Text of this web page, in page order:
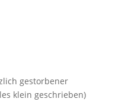
gestorbener
klein geschrieben)